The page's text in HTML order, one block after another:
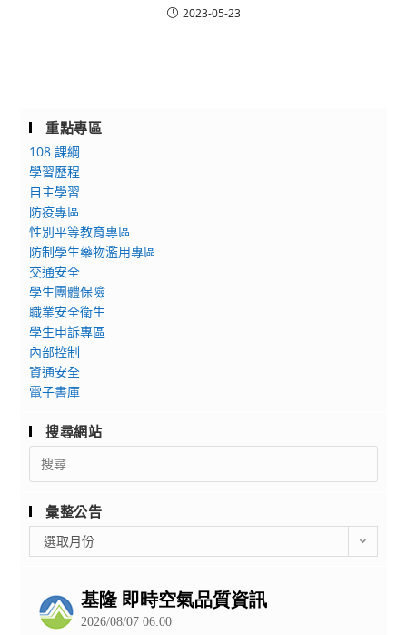
2023-05-23
重點專區
108 課綱
學習歷程
自主學習
防疫專區
性別平等教育專區
防制學生藥物濫用專區
交通安全
學生團體保險
職業安全衛生
學生申訴專區
內部控制
資通安全
電子書庫
搜尋網站
Search
for:
彙整公告
整
選取月份